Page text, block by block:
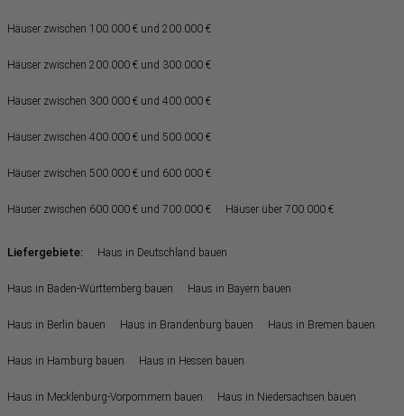
Häuser zwischen 100.000 € und 200.000 €
Häuser zwischen 200.000 € und 300.000 €
Häuser zwischen 300.000 € und 400.000 €
Häuser zwischen 400.000 € und 500.000 €
Häuser zwischen 500.000 € und 600.000 €
Häuser zwischen 600.000 € und 700.000 € Häuser über 700.000 €
Liefergebiete: Haus in Deutschland bauen
Haus in Baden-Württemberg bauen Haus in Bayern bauen
Haus in Berlin bauen Haus in Brandenburg bauen Haus in Bremen bauen
Haus in Hamburg bauen Haus in Hessen bauen
Haus in Mecklenburg-Vorpommern bauen Haus in Niedersachsen bauen